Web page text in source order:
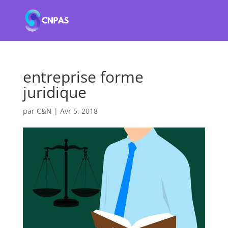
entreprise forme
juridique
par C&N | Avr 5, 2018